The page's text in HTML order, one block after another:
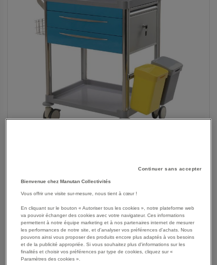
SKIP
BEGINNING
Les avantages
Chariot de soins 2 tiroirs Mdos, léger, maniable et tout
équipé pour une utilisation adaptée au milieu hospitalier.
Chariot décliné en 2 coloris.
Habillage extérieur en aluminium composite.
Continuer sans accepter
Bienvenue chez Manutan Collectivités
Vous offrir une visite sur-mesure, nous tient à cœur !
En cliquant sur le bouton « Autoriser tous les cookies », notre plateforme web
va pouvoir échanger des cookies avec votre navigateur. Ces informations
permettent à notre équipe marketing et à nos partenaires internet de mesurer
les performances de notre site, et d'analyser vos préférences d'achats. Nous
pouvons ainsi vous proposer des produits encore plus adaptés à vos besoins
et de la publicité appropriée. Si vous souhaitez plus d'informations sur les
finalités et choisir vos préférences par type de cookies, cliquez sur «
Paramètres des cookies ».